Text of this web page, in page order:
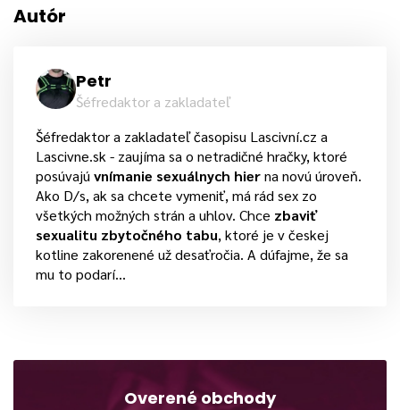
Autór
Petr
Šéfredaktor a zakladateľ
Šéfredaktor a zakladateľ časopisu Lascivní.cz a
Lascivne.sk - zaujíma sa o netradičné hračky, ktoré
posúvajúvnímanie sexuálnych hierna novú úroveň.
Ako D/s, ak sa chcete vymeniť, má rád sex zo
všetkých možných strán a uhlov. Chce zbaviť
sexualitu zbytočného tabu, ktoré je v českej
kotline zakorenené už desaťročia. A dúfajme, že sa
mu to podarí...
Overené obchody